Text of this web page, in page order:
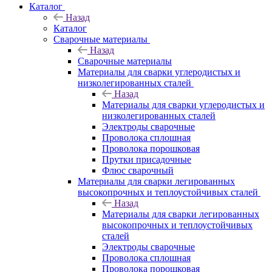
Каталог
Назад
Каталог
Сварочные материалы
Назад
Сварочные материалы
Материалы для сварки углеродистых и
низколегированных сталей
Назад
Материалы для сварки углеродистых и
низколегированных сталей
Электроды сварочные
Проволока сплошная
Проволока порошковая
Прутки присадочные
Флюс сварочный
Материалы для сварки легированных
высокопрочных и теплоустойчивых сталей
Назад
Материалы для сварки легированных
высокопрочных и теплоустойчивых
сталей
Электроды сварочные
Проволока сплошная
Проволока порошковая